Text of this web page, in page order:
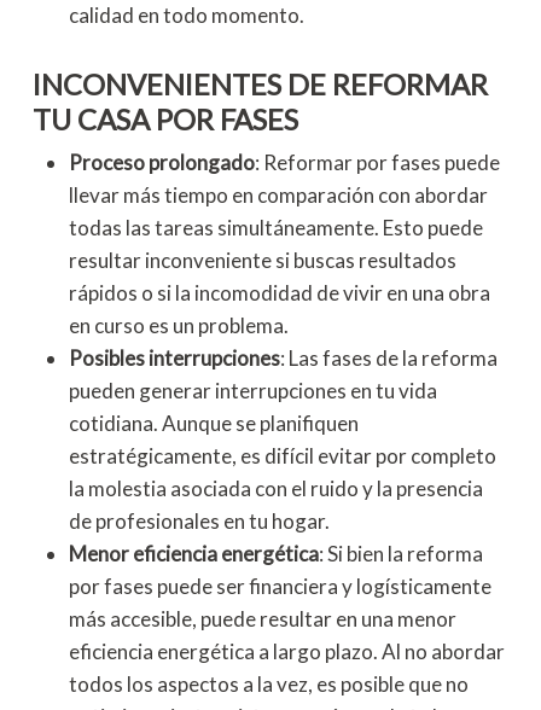
calidad en todo momento.
INCONVENIENTES DE REFORMAR
TU CASA POR FASES
Proceso prolongado: Reformar por fases puede
llevar más tiempo en comparación con abordar
todas las tareas simultáneamente. Esto puede
resultar inconveniente si buscas resultados
rápidos o si la incomodidad de vivir en una obra
en curso es un problema.
Posibles interrupciones: Las fases de la reforma
pueden generar interrupciones en tu vida
cotidiana. Aunque se planifiquen
estratégicamente, es difícil evitar por completo
la molestia asociada con el ruido y la presencia
de profesionales en tu hogar.
Menor eficiencia energética: Si bien la reforma
por fases puede ser financiera y logísticamente
más accesible, puede resultar en una menor
eficiencia energética a largo plazo. Al no abordar
todos los aspectos a la vez, es posible que no